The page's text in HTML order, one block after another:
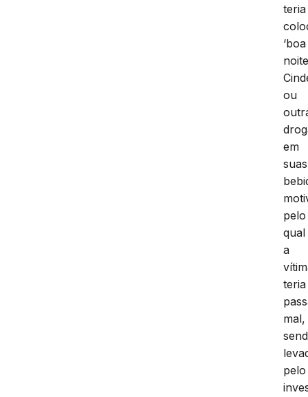
teria
‘boa
ou
em
suas
pelo
qual
a
teria
mal,
pelo